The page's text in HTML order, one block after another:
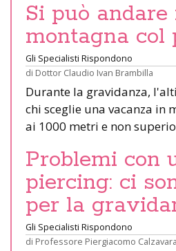
Si può andare
montagna col
Gli Specialisti Rispondono
di Dottor Claudio Ivan Brambilla
Durante la gravidanza,
chi sceglie una vacanza in
ai 1000 metri e non
Problemi con
piercing: ci
per la
Gli Specialisti Rispondono
di Professore Piergiacomo